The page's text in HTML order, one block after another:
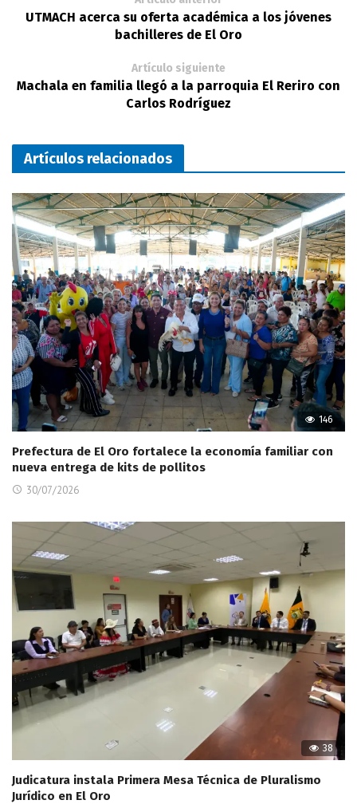
UTMACH acerca su oferta académica a los jóvenes
bachilleres de El Oro
Artículo siguiente
Machala en familia llegó a la parroquia El Reriro con
Carlos Rodríguez
Artículos relacionados
146
Prefectura de El Oro fortalece la economía familiar con
nueva entrega de kits de pollitos
30/07/2026
38
Judicatura instala Primera Mesa Técnica de Pluralismo
Jurídico en El Oro